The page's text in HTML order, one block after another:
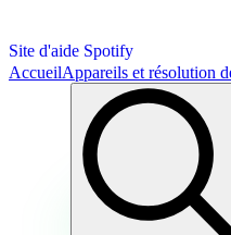
Site d'aide Spotify
AccueilAppareils et résolution